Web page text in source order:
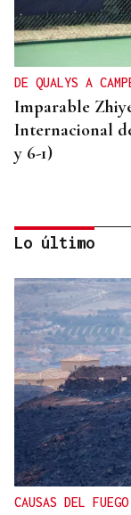
DE QUALYS A
Imparable
Internacional
y 6-1)
SEMIFINAL IDA
La Supercopa
Auriense
Lo último
CAUSAS DEL FUEGO